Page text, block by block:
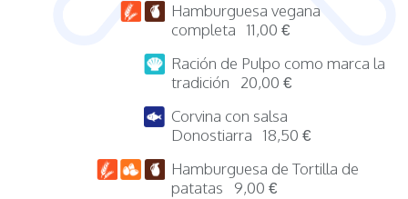
Hamburguesa vegana
completa 11,00 €
Ración de Pulpo como marca la
tradición 20,00 €
Corvina con salsa
Donostiarra 18,50 €
Hamburguesa de Tortilla de
patatas 9,00 €